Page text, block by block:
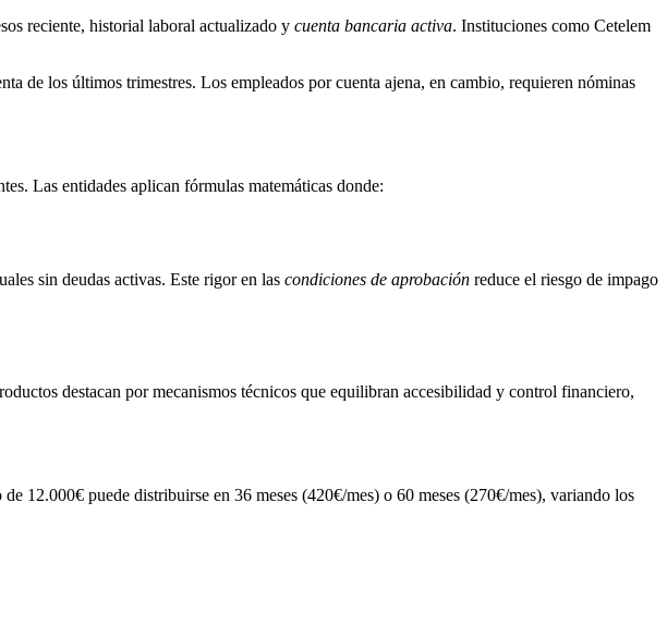
reciente, historial laboral actualizado y cuenta bancaria activa. Instituciones como Cetelem
de los últimos trimestres. Los empleados por cuenta ajena, en cambio, requieren nóminas
Las entidades aplican fórmulas matemáticas donde:
sin deudas activas. Este rigor en las condiciones de aprobación reduce el riesgo de impago
destacan por mecanismos técnicos que equilibran accesibilidad y control financiero,
12.000€ puede distribuirse en 36 meses (420€/mes) o 60 meses (270€/mes), variando los